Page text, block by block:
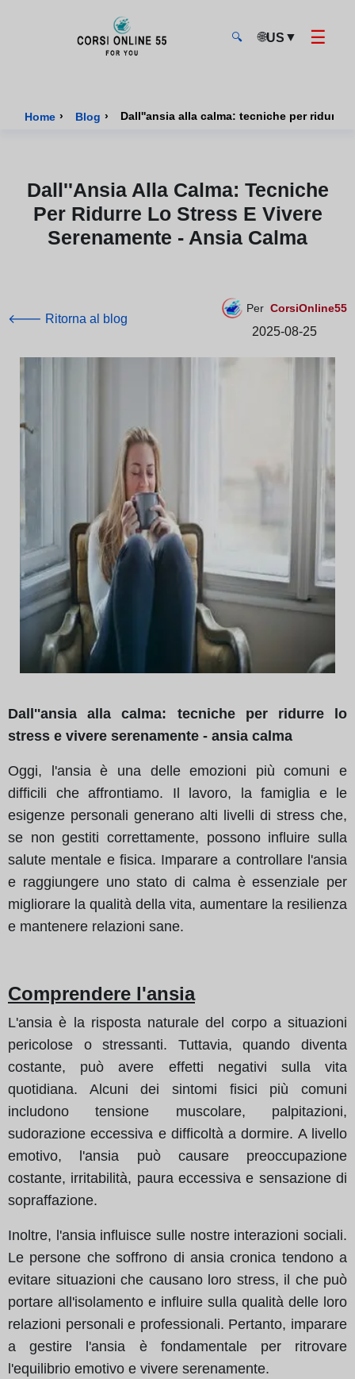
🔍 🌐US ▼ ☰
Home › Blog › Dall''ansia alla calma: tecniche per ridurre
Dall''ansia Alla Calma: Tecniche
Per Ridurre Lo Stress E Vivere
Serenamente - Ansia Calma
🡐 Ritorna al blog
Per CorsiOnline55
2025-08-25
Dall''ansia alla calma: tecniche per ridurre lo
stress e vivere serenamente - ansia calma
Oggi, l'ansia è una delle emozioni più comuni e
difficili che affrontiamo. Il lavoro, la famiglia e le
esigenze personali generano alti livelli di stress che,
se non gestiti correttamente, possono influire sulla
salute mentale e fisica. Imparare a controllare l'ansia
e raggiungere uno stato di calma è essenziale per
migliorare la qualità della vita, aumentare la resilienza
e mantenere relazioni sane.
Comprendere l'ansia
L'ansia è la risposta naturale del corpo a situazioni
pericolose o stressanti. Tuttavia, quando diventa
costante, può avere effetti negativi sulla vita
quotidiana. Alcuni dei sintomi fisici più comuni
includono tensione muscolare, palpitazioni,
sudorazione eccessiva e difficoltà a dormire. A livello
emotivo, l'ansia può causare preoccupazione
costante, irritabilità, paura eccessiva e sensazione di
sopraffazione.
Inoltre, l'ansia influisce sulle nostre interazioni sociali.
Le persone che soffrono di ansia cronica tendono a
evitare situazioni che causano loro stress, il che può
portare all'isolamento e influire sulla qualità delle loro
relazioni personali e professionali. Pertanto, imparare
a gestire l'ansia è fondamentale per ritrovare
l'equilibrio emotivo e vivere serenamente.